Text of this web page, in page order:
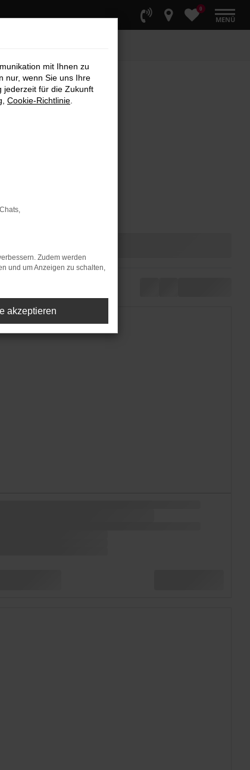
0
MENÜ
mit Ihnen zu
nur, wenn Sie uns Ihre
jederzeit für die Zukunft
Cookie-Richtlinie
Zudem werden
und um Anzeigen zu schalten,
akzeptieren